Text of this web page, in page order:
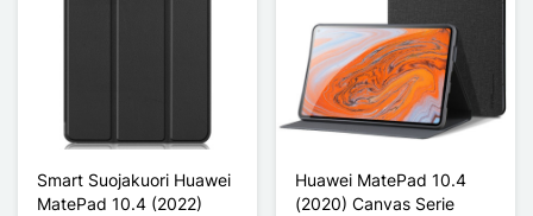
Smart Suojakuori Huawei
MatePad 10.4 (2022)
Huawei MatePad 10.4
(2020) Canvas Serie